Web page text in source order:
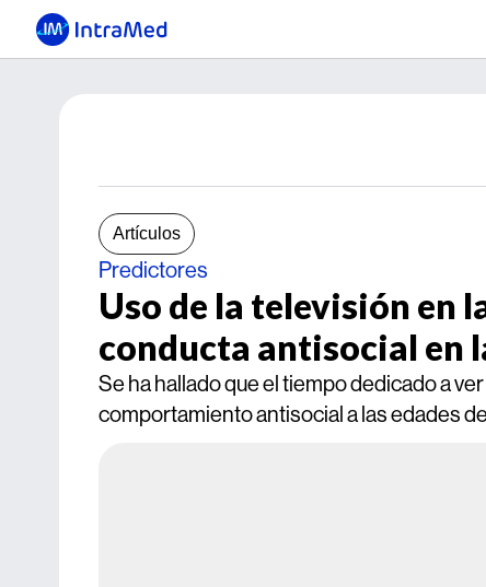
Artículos
Predictores
Uso de la televisión en
conducta antisocial en
Se ha hallado que el tiempo dedicado a
comportamiento antisocial a las edades de